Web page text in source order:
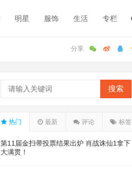
明星 服饰 生活 专栏
搜索
热门 最新 评论 标签
第11届金扫帚投票结果出炉 肖战诛仙1拿下
大满贯！